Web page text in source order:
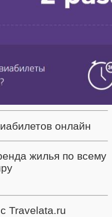
онлайн
жилья по всему
Travelata.ru